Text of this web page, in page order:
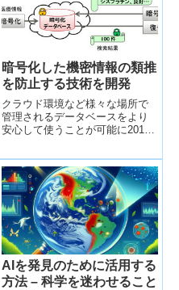
暗号化した機密情報の類推
を防止する技術を開発
クラウド環境など様々な場所で
管理されるデータベースをより
安心して使うことが可能に2019-
下、富...
AIを発見のために活用する
方法 – 科学を迷わせること